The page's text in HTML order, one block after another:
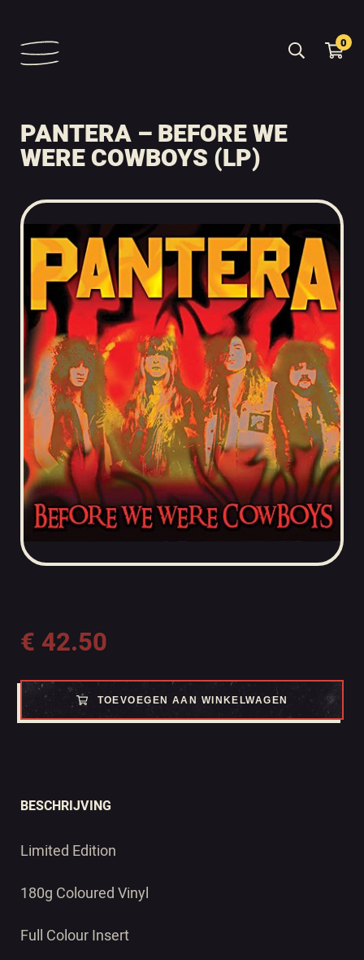
0
PANTERA – BEFORE WE
WERE COWBOYS (LP)
€ 42.50
TOEVOEGEN AAN WINKELWAGEN
BESCHRIJVING
Limited Edition
180g Coloured Vinyl
Full Colour Insert